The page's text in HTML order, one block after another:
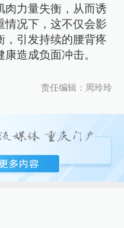
肉力量失衡，从而诱
情况下，这不仅会影
，引发持续的腰背疼
造成负面冲击。
责任编辑：周玲玲